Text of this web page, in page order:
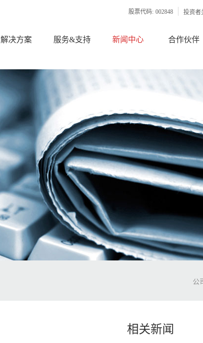
投资者
股票代码: 002848
解决方案 服务&支持 新闻中心 合作伙伴
公
相关新闻